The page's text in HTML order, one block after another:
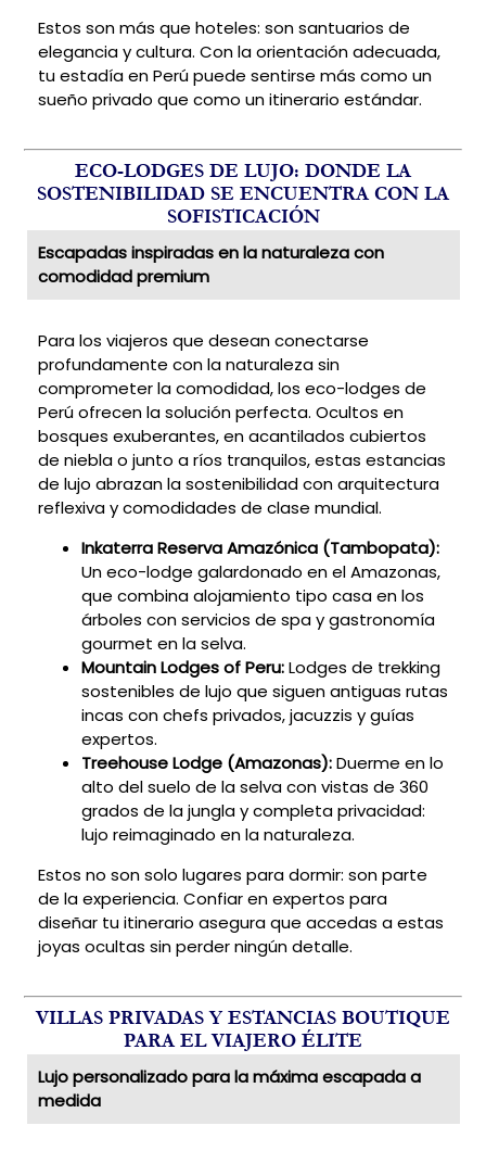
Estos son más que hoteles: son santuarios de
elegancia y cultura. Con la orientación adecuada,
tu estadía en Perú puede sentirse más como un
sueño privado que como un itinerario estándar.
ECO-LODGES DE LUJO: DONDE LA
SOSTENIBILIDAD SE ENCUENTRA CON LA
SOFISTICACIÓN
Escapadas inspiradas en la naturaleza con
comodidad premium
Para los viajeros que desean conectarse
profundamente con la naturaleza sin
comprometer la comodidad, los eco-lodges de
Perú ofrecen la solución perfecta. Ocultos en
bosques exuberantes, en acantilados cubiertos
de niebla o junto a ríos tranquilos, estas estancias
de lujo abrazan la sostenibilidad con arquitectura
reflexiva y comodidades de clase mundial.
Inkaterra Reserva Amazónica (Tambopata):
Un eco-lodge galardonado en el Amazonas,
que combina alojamiento tipo casa en los
árboles con servicios de spa y gastronomía
gourmet en la selva.
Mountain Lodges of Peru:Lodges de trekking
sostenibles de lujo que siguen antiguas rutas
incas con chefs privados, jacuzzis y guías
expertos.
Treehouse Lodge (Amazonas):Duerme en lo
alto del suelo de la selva con vistas de 360
grados de la jungla y completa privacidad:
lujo reimaginado en la naturaleza.
Estos no son solo lugares para dormir: son parte
de la experiencia. Confiar en expertos para
diseñar tu itinerario asegura que accedas a estas
joyas ocultas sin perder ningún detalle.
VILLAS PRIVADAS Y ESTANCIAS BOUTIQUE
PARA EL VIAJERO ÉLITE
Lujo personalizado para la máxima escapada a
medida